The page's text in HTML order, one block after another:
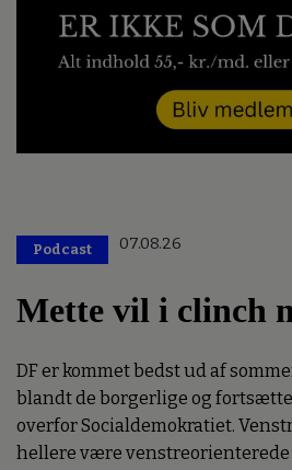
Podcast 07.08.26
Mette vil i clinch
DF er kommet bedst ud af
blandt de borgerlige og
overfor Socialdemokratiet.
hellere være venstreorienterede